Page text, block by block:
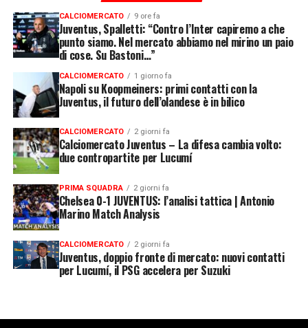
CALCIOMERCATO 9 ore fa
Juventus, Spalletti: “Contro l’Inter capiremo a che
punto siamo. Nel mercato abbiamo nel mirino un paio
di cose. Su Bastoni…”
CALCIOMERCATO 1 giorno fa
Napoli su Koopmeiners: primi contatti con la
Juventus, il futuro dell’olandese è in bilico
CALCIOMERCATO 2 giorni fa
Calciomercato Juventus – La difesa cambia volto:
due contropartite per Lucumí
PRIMA SQUADRA 2 giorni fa
Chelsea 0-1 JUVENTUS: l’analisi tattica | Antonio
Marino Match Analysis
CALCIOMERCATO 2 giorni fa
Juventus, doppio fronte di mercato: nuovi contatti
per Lucumí, il PSG accelera per Suzuki